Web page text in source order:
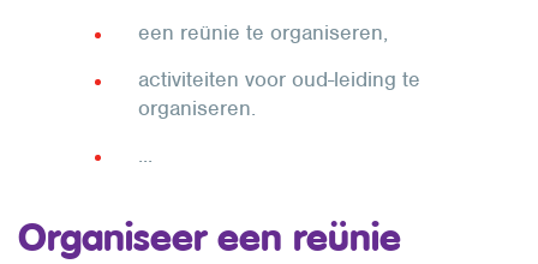
een reünie te organiseren,
activiteiten voor oud-leiding te
organiseren.
...
Organiseer een reünie